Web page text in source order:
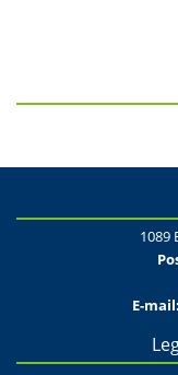
1089
E-mail: